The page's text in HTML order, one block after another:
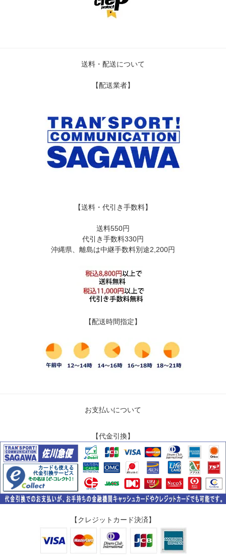
送料・配送について
【配送業者】
【送料・代引き手数料】
送料550円
代引き手数料330円
沖縄県、離島は中継手数料別途2,200円
【配送時間指定】
お支払いについて
【代金引換】
【クレジットカード決済】